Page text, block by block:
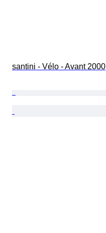
santini - Vélo - Avant 2000